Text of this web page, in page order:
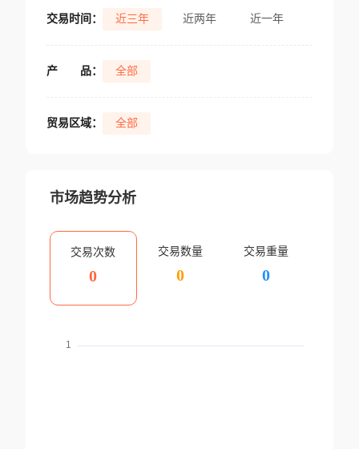
交易时间： 近三年 近两年 近一年
产 品： 全部
贸易区域： 全部
市场趋势分析
交易次数
0
交易数量
0
交易重量
0